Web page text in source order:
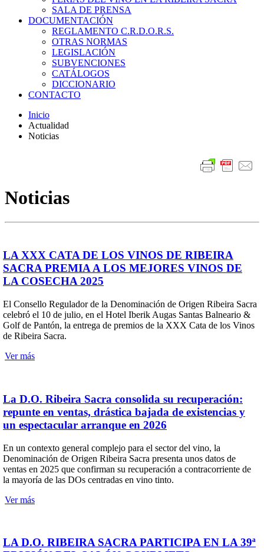
SALA DE PRENSA
DOCUMENTACIÓN
REGLAMENTO C.R.D.O.R.S.
OTRAS NORMAS
LEGISLACIÓN
SUBVENCIONES
CATÁLOGOS
DICCIONARIO
CONTACTO
Inicio
Actualidad
Noticias
Noticias
LA XXX CATA DE LOS VINOS DE RIBEIRA
SACRA PREMIA A LOS MEJORES VINOS DE
LA COSECHA 2025
El Consello Regulador de la Denominación de Origen Ribeira Sacra
celebró el 10 de julio, en el Hotel Iberik Augas Santas Balneario &
Golf de Pantón, la entrega de premios de la XXX Cata de los Vinos
de Ribeira Sacra.
Ver más
La D.O. Ribeira Sacra consolida su recuperación:
repunte en ventas, drástica bajada de existencias y
un espectacular arranque en 2026
En un contexto general complejo para el sector del vino, la
Denominación de Origen Ribeira Sacra presenta unos datos de
ventas en 2025 que confirman su recuperación a contracorriente de
la mayoría de las DOs centradas en vino tinto.
Ver más
LA D.O. RIBEIRA SACRA PARTICIPA EN LA 39ª